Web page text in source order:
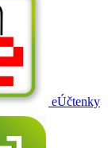
eÚčtenky